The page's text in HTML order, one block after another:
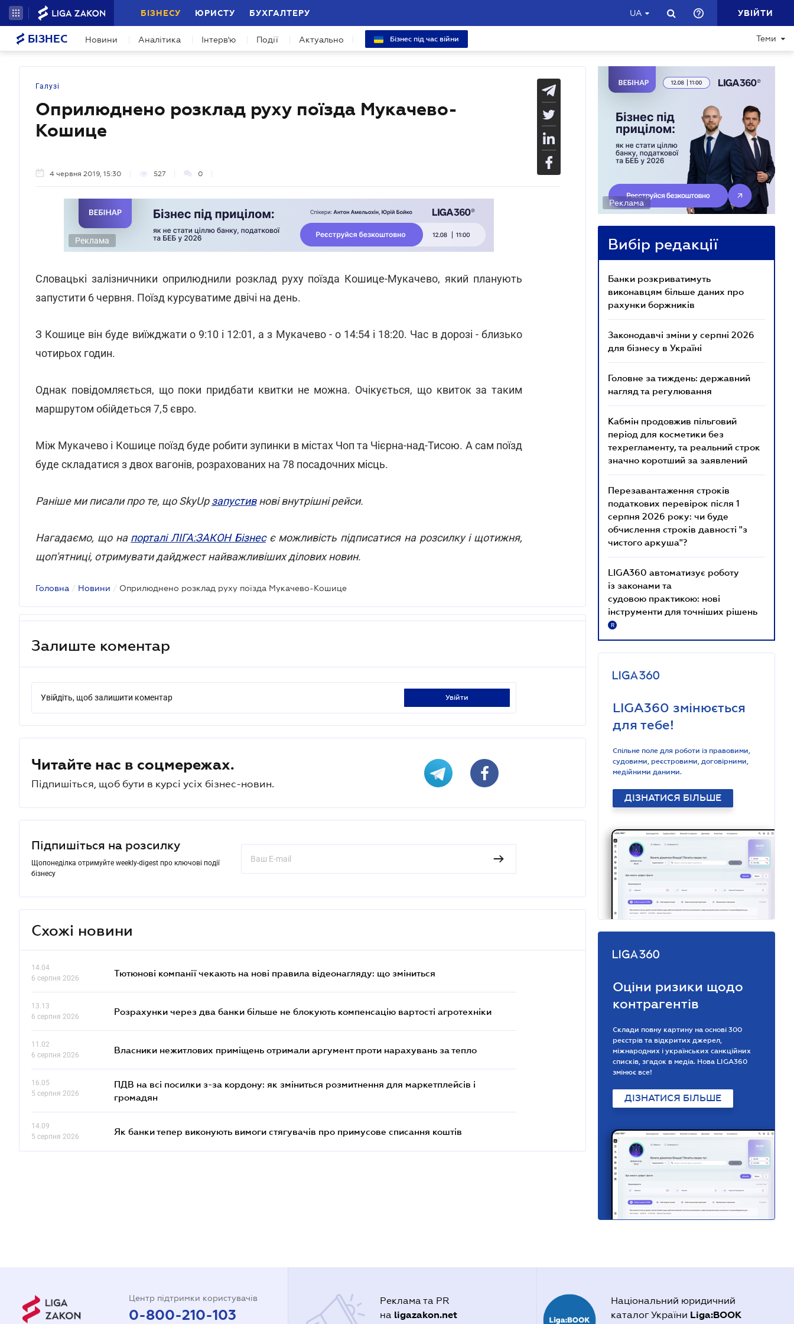
БІЗНЕСУ ЮРИСТУ БУХГАЛТЕРУ UA УВІЙТИ
БІЗНЕС Новини Аналітика Інтерв'ю Події Актуально Бізнес під час війни Теми
Галузі
Оприлюднено розклад руху поїзда Мукачево-
Кошице
4 червня 2019, 15:30 527 0
Реклама
Словацькі залізничники оприлюднили розклад руху поїзда Кошице-Мукачево, який планують
запустити 6 червня. Поїзд курсуватиме двічі на день.
З Кошице він буде виїжджати о 9:10 і 12:01, а з Мукачево - о 14:54 і 18:20. Час в дорозі - близько
чотирьох годин.
Однак повідомляється, що поки придбати квитки не можна. Очікується, що квиток за таким
маршрутом обійдеться 7,5 євро.
Між Мукачево і Кошице поїзд буде робити зупинки в містах Чоп та Чієрна-над-Тисою. А сам поїзд
буде складатися з двох вагонів, розрахованих на 78 посадочних місць.
Раніше ми писали про те, що SkyUpзапустивнові внутрішні рейси.
Нагадаємо, що на порталі ЛІГА:ЗАКОН Бізнесє можливість підписатися на розсилку і щотижня,
щоп'ятниці, отримувати дайджест найважливіших ділових новин.
Головна / Новини / Оприлюднено розклад руху поїзда Мукачево-Кошице
Залиште коментар
Увійдіть, щоб залишити коментар увійти
Читайте нас в соцмережах.
Підпишіться, щоб бути в курсі усіх бізнес-новин.
Підпишіться на розсилку
Щопонеділка отримуйте weekly-digest про ключові події
бізнесу
Схожі новини
14.04
6 серпня 2026
Тютюнові компанії чекають на нові правила відеонагляду: що зміниться
13.13
6 серпня 2026
Розрахунки через два банки більше не блокують компенсацію вартості агротехніки
11.02
6 серпня 2026
Власники нежитлових приміщень отримали аргумент проти нарахувань за тепло
16.05
5 серпня 2026
ПДВ на всі посилки з-за кордону: як зміниться розмитнення для маркетплейсів і
громадян
14.09
5 серпня 2026
Як банки тепер виконують вимоги стягувачів про примусове списання коштів
Реклама
Вибір редакції
Банки розкриватимуть
виконавцям більше даних про
рахунки боржників
Законодавчі зміни у серпні 2026
для бізнесу в Україні
Головне за тиждень: державний
нагляд та регулювання
Кабмін продовжив пільговий
період для косметики без
техрегламенту, та реальний строк
значно коротший за заявлений
Перезавантаження строків
податкових перевірок після 1
серпня 2026 року: чи буде
обчислення строків давності "з
чистого аркуша"?
LIGA360 автоматизує роботу
із законами та
судовою практикою: нові
інструменти для точніших рішень
R
LIGA360 змінюється
для тебе!
Спільне поле для роботи із правовими,
судовими, реєстровими, договірними,
медійними даними.
ДІЗНАТИСЯ БІЛЬШЕ
Оціни ризики щодо
контрагентів
Склади повну картину на основі 300
реєстрів та відкритих джерел,
міжнародних і українських санкційних
списків, згадок в медіа. Нова LIGA360
змінює все!
ДІЗНАТИСЯ БІЛЬШЕ
Центр підтримки користувачів
0-800-210-103
Реклама та PR
на ligazakon.net
Національний юридичний
каталог України Liga:BOOK